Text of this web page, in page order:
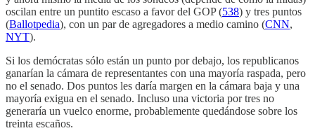
oscilan entre un puntito escaso a favor del GOP (538) y tres puntos
(Ballotpedia), con un par de agregadores a medio camino (CNN,
NYT).
Si los demócratas sólo están un punto por debajo, los republicanos
ganarían la cámara de representantes con una mayoría raspada, pero
no el senado. Dos puntos les daría margen en la cámara baja y una
mayoría exigua en el senado. Incluso una victoria por tres no
generaría un vuelco enorme, probablemente quedándose sobre los
treinta escaños.